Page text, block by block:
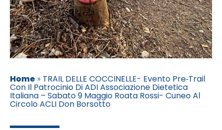
Home » TRAIL DELLE COCCINELLE- Evento Pre‑trail
Con Il Patrocinio Di ADI Associazione Dietetica
Italiana – Sabato 9 Maggio Roata Rossi- Cuneo Al
Circolo ACLI Don Borsotto